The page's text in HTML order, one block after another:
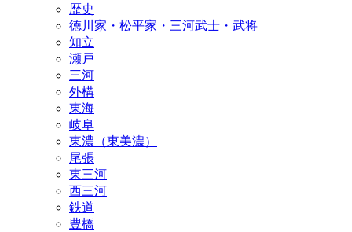
歴史
徳川家・松平家・三河武士・武将
知立
瀬戸
三河
外構
東海
岐阜
東濃（東美濃）
尾張
東三河
西三河
鉄道
豊橋